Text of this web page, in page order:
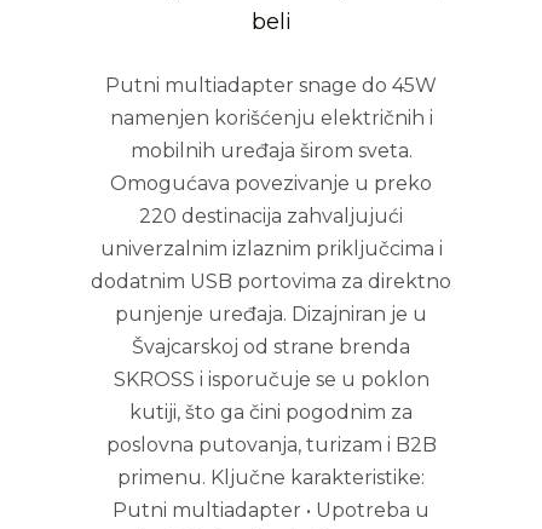
beli
Putni multiadapter snage do 45W
namenjen korišćenju električnih i
mobilnih uređaja širom sveta.
Omogućava povezivanje u preko
220 destinacija zahvaljujući
univerzalnim izlaznim priključcima i
dodatnim USB portovima za direktno
punjenje uređaja. Dizajniran je u
Švajcarskoj od strane brenda
SKROSS i isporučuje se u poklon
kutiji, što ga čini pogodnim za
poslovna putovanja, turizam i B2B
primenu. Ključne karakteristike:
Putni multiadapter • Upotreba u